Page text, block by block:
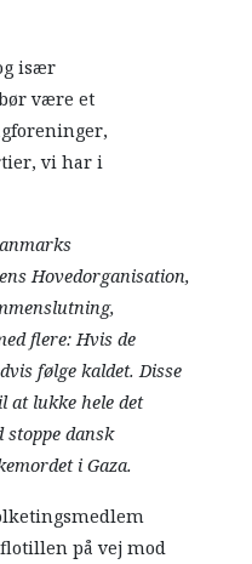
især
være et
vi har i
Hovedorganisation,
flere: Hvis de
følge kaldet. Disse
at lukke hele det
stoppe dansk
i Gaza.
på vej mod